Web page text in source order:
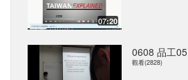
07:20
0608 品工05
觀看(2828)